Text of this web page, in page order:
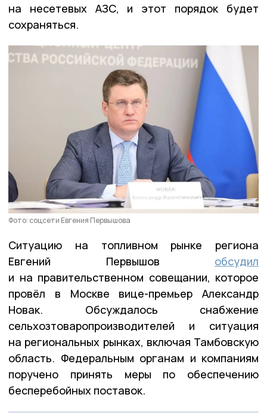
на несетевых АЗС, и этот порядок будет
сохраняться.
Фото: соцсети Евгения Первышова
Ситуацию на топливном рынке региона
Евгений Первышов обсудил
и на правительственном совещании, которое
провёл в Москве вице-премьер Александр
Новак. Обсуждалось снабжение
сельхозтоваропроизводителей и ситуация
на региональных рынках, включая Тамбовскую
область. Федеральным органам и компаниям
поручено принять меры по обеспечению
бесперебойных поставок.